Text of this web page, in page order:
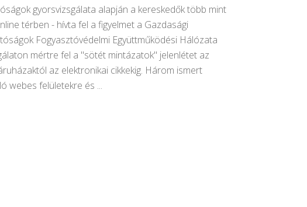
gyorsvizsgálata alapján a kereskedők több mint
térben - hívta fel a figyelmet a Gazdasági
Fogyasztóvédelmi Együttműködési Hálózata
mértre fel a "sötét mintázatok" jelenlétet az
az elektronikai cikkekig. Három ismert
webes felületekre és